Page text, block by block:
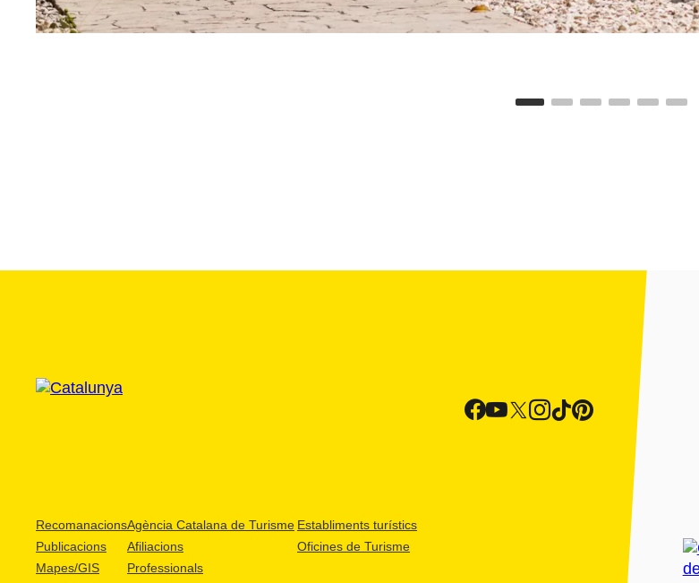
Recomanacions
Publicacions
Mapes/GIS
Agència Catalana de Turisme
Afiliacions
Professionals
Establiments turístics
Oficines de Turisme